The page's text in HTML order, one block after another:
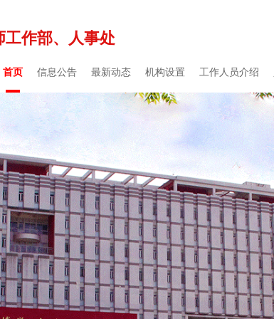
作部、人事处
首页 信息公告 最新动态 机构设置 工作人员介绍